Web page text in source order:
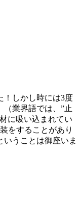
しかし時には3度
業界語では、”止
に吸い込まれてい
をすることがあり
いうことは御座いま